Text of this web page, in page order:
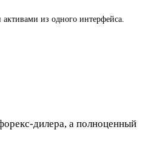
из одного интерфейса.
дилера, а полноценный